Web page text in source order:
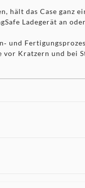
das Case ganz
Ladegerät an
Kratzern und bei